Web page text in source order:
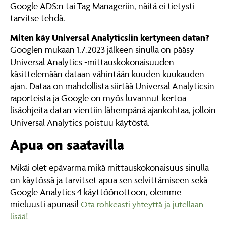
Google ADS:n tai Tag Manageriin, näitä ei tietysti
tarvitse tehdä.
Miten käy Universal Analyticsiin kertyneen datan?
Googlen mukaan 1.7.2023 jälkeen sinulla on pääsy
Universal Analytics ‑mittauskokonaisuuden
käsittelemään dataan vähintään kuuden kuukauden
ajan. Dataa on mahdollista siirtää Universal Analyticsin
raporteista ja Google on myös luvannut kertoa
lisäohjeita datan vientiin lähempänä ajankohtaa, jolloin
Universal Analytics poistuu käytöstä.
Apua on saatavilla
Mikäi olet epävarma mikä mittauskokonaisuus sinulla
on käytössä ja tarvitset apua sen selvittämiseen sekä
Google Analytics 4 käyttöönottoon, olemme
mieluusti apunasi! Ota rohkeasti yhteyttä ja jutellaan
lisää!